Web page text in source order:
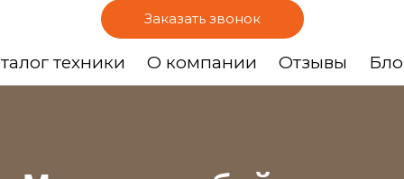
Заказать звонок
техники О компании Отзывы